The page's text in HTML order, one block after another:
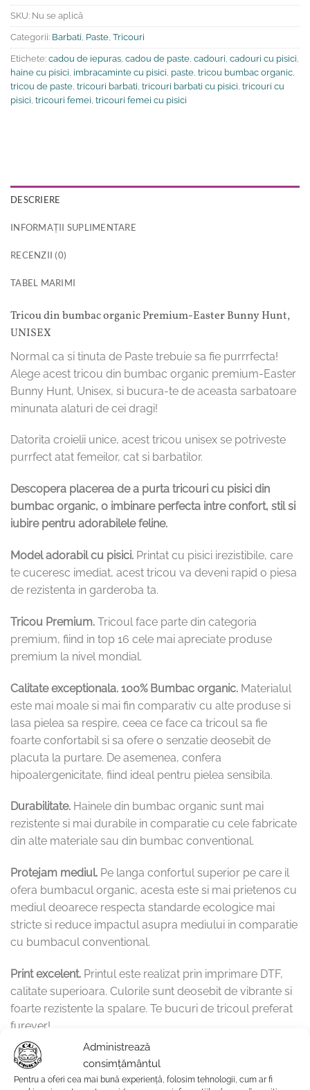
Administrează
consimțământul
Pentru a oferi cea mai bună experiență, folosim tehnologii, cum ar fi
SKU: Nu se aplică
Categorii: Barbati Paste Tricouri
Etichete: cadou de iepuras cadou de paste cadouri cadouri cu pisici
haine cu pisici imbracaminte cu pisici paste tricou bumbac organic
tricou de paste tricouri barbati tricouri barbati cu pisici tricouri cu
pisici tricouri femei tricouri femei cu pisici
DESCRIERE
INFORMAȚII SUPLIMENTARE
RECENZII (0)
TABEL MARIMI
Tricou din bumbac organic Premium-Easter Bunny Hunt,
UNISEX
Normal ca si tinuta de Paste trebuie sa fie purrrfecta!
Alege acest tricou din bumbac organic premium-Easter
Bunny Hunt, Unisex, si bucura-te de aceasta sarbatoare
minunata alaturi de cei dragi!
Datorita croielii unice, acest tricou unisex se potriveste
purrfect atat femeilor, cat si barbatilor.
Descopera placerea de a purta tricouri cu pisici din
bumbac organic, o imbinare perfecta intre confort, stil si
iubire pentru adorabilele feline.
Model adorabil cu pisici. Printat cu pisici irezistibile, care
te cuceresc imediat, acest tricou va deveni rapid o piesa
de rezistenta in garderoba ta.
Tricou Premium. Tricoul face parte din categoria
premium, fiind in top 16 cele mai apreciate produse
premium la nivel mondial.
Calitate exceptionala. 100% Bumbac organic. Materialul
este mai moale si mai fin comparativ cu alte produse si
lasa pielea sa respire, ceea ce face ca tricoul sa fie
foarte confortabil si sa ofere o senzatie deosebit de
placuta la purtare. De asemenea, confera
hipoalergenicitate, fiind ideal pentru pielea sensibila.
Durabilitate. Hainele din bumbac organic sunt mai
rezistente si mai durabile in comparatie cu cele fabricate
din alte materiale sau din bumbac conventional.
Protejam mediul. Pe langa confortul superior pe care il
ofera bumbacul organic, acesta este si mai prietenos cu
mediul deoarece respecta standarde ecologice mai
stricte si reduce impactul asupra mediului in comparatie
cu bumbacul conventional.
Print excelent. Printul este realizat prin imprimare DTF,
calitate superioara. Culorile sunt deosebit de vibrante si
foarte rezistente la spalare. Te bucuri de tricoul preferat
furever!
Cadoul purrrfect de Paste.
Acest tricou este alegerea
purrrfecta daca doresti sa oferi un cadou deosebit